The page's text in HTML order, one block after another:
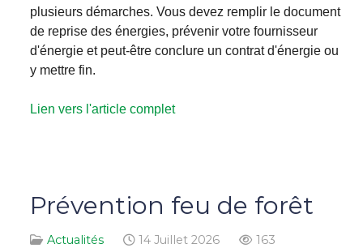
plusieurs démarches. Vous devez remplir le document
de reprise des énergies, prévenir votre fournisseur
d'énergie et peut-être conclure un contrat d'énergie ou
y mettre fin.
Lien vers l'article complet
Prévention feu de forêt
Actualités 14 Juillet 2026 163